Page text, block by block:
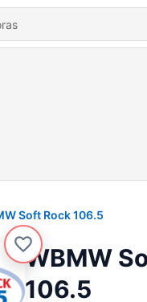
Soft Rock 106.5
WBMW
106.5